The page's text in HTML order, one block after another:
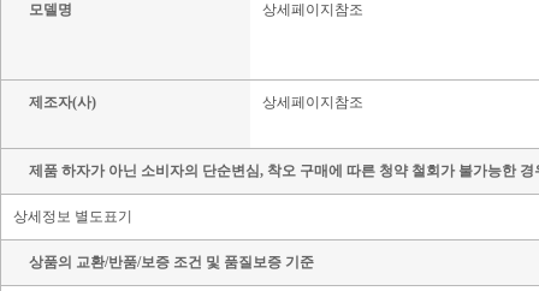
모델명 상세페이지참조
제조자(사) 상세페이지참조
제품 하자가 아닌 소비자의 단순변심, 착오 구매에 따른 청약 철회가 불가능한
상세정보 별도표기
상품의 교환/반품/보증 조건 및 품질보증 기준